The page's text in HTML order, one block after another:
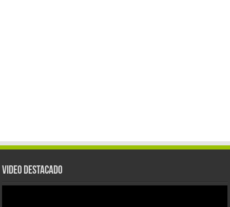
Video Destacado